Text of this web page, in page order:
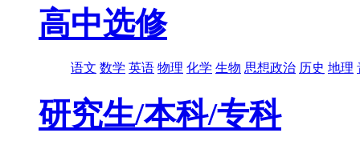
高中选修
语文 数学 英语 物理 化学 生物 思想政治 历史 地理
研究生/本科/专科